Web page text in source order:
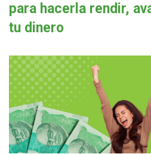
para hacerla rendir,
tu dinero